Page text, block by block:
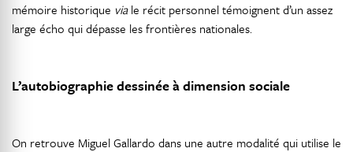
mémoire historique viale récit personnel témoignent d’un assez
large écho qui dépasse les frontières nationales.
L’autobiographie dessinée à dimension sociale
On retrouve Miguel Gallardo dans une autre modalité qui utilise le